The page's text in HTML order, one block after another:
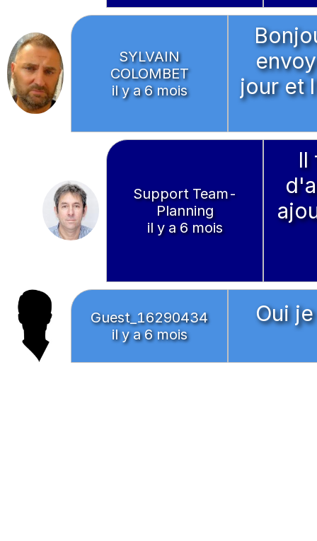
SYLVAIN
COLOMBET
il y a 6 mois
jour et
Support Team-
Planning
il y a 6 mois
Il
Guest_16290434
il y a 6 mois
Oui